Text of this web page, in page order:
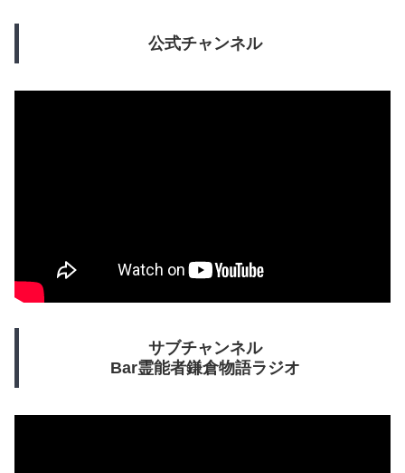
公式チャンネル
サブチャンネル
Bar霊能者鎌倉物語ラジオ